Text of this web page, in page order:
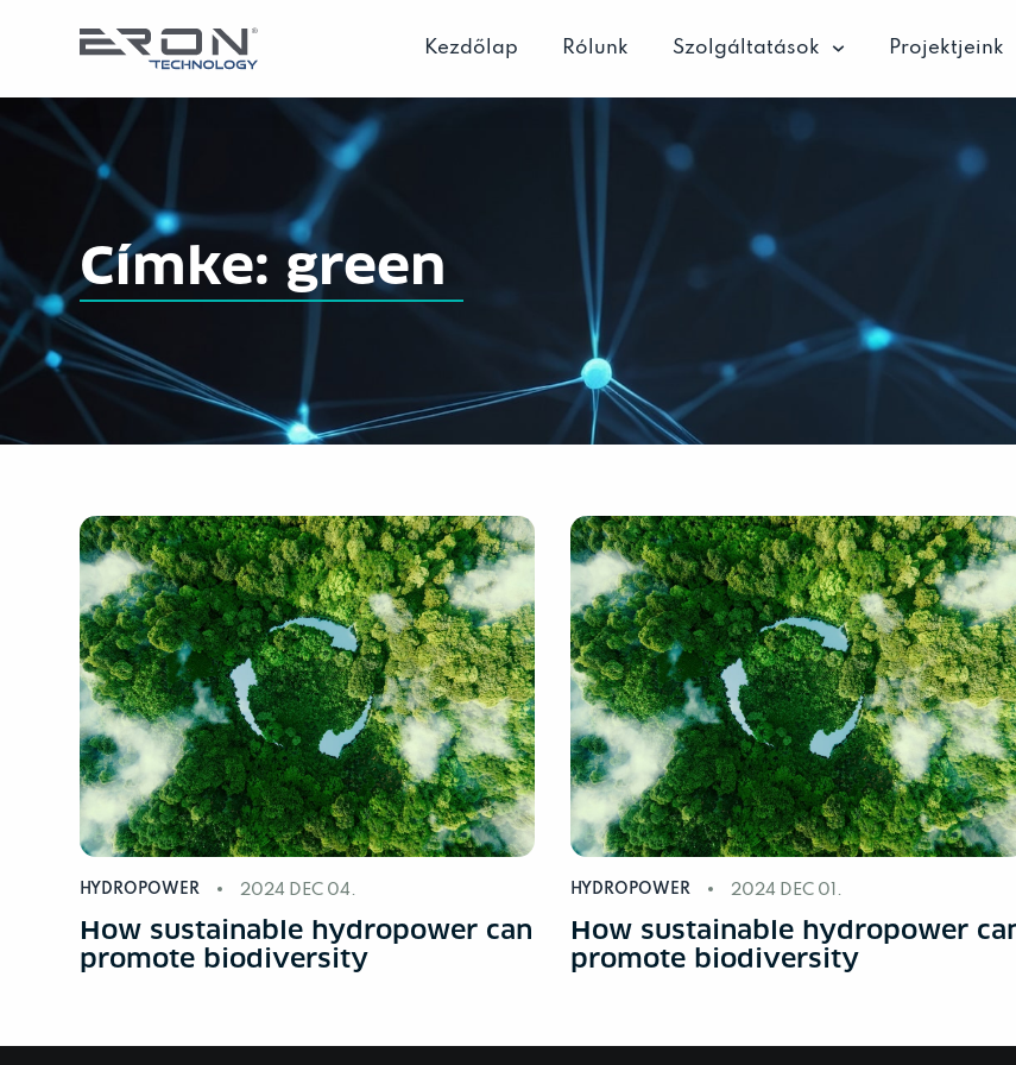
Kezdőlap Rólunk Szolgáltatások Projektjeink
Címke: green
HYDROPOWER
How sustainable hydropower can
promote biodiversity
2024 DEC 04. HYDROPOWER
How sustainable hydropower
promote biodiversity
2024 DEC 01.